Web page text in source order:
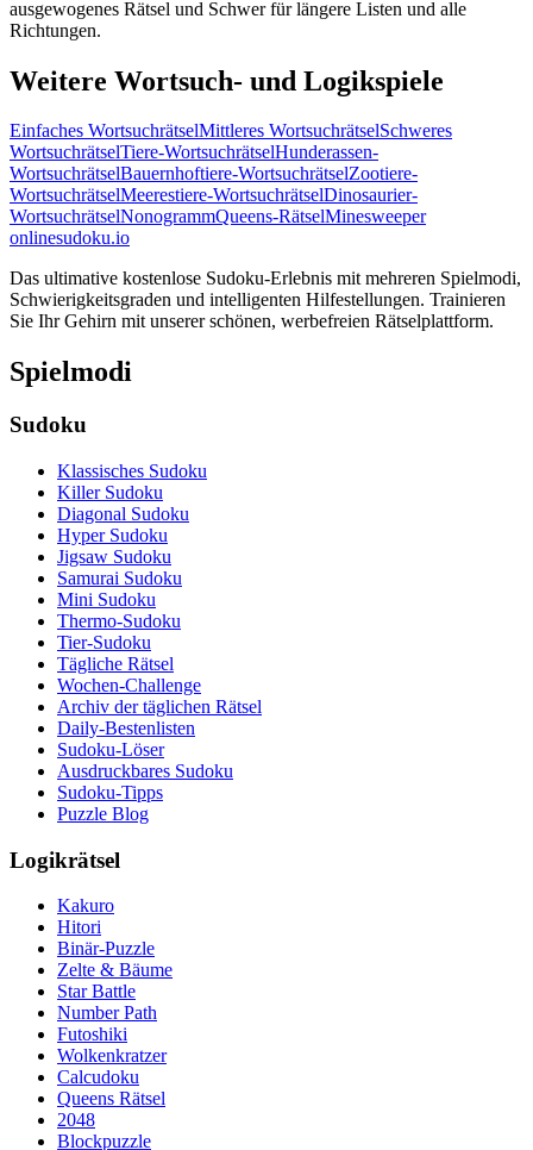
ausgewogenes Rätsel und Schwer für längere Listen und alle
Richtungen.
Weitere Wortsuch- und Logikspiele
Einfaches WortsuchrätselMittleres WortsuchrätselSchweres
WortsuchrätselTiere-WortsuchrätselHunderassen-
WortsuchrätselBauernhoftiere-WortsuchrätselZootiere-
WortsuchrätselMeerestiere-WortsuchrätselDinosaurier-
WortsuchrätselNonogrammQueens-RätselMinesweeper
onlinesudoku.io
Das ultimative kostenlose Sudoku-Erlebnis mit mehreren Spielmodi,
Schwierigkeitsgraden und intelligenten Hilfestellungen. Trainieren
Sie Ihr Gehirn mit unserer schönen, werbefreien Rätselplattform.
Spielmodi
Sudoku
Klassisches Sudoku
Killer Sudoku
Diagonal Sudoku
Hyper Sudoku
Jigsaw Sudoku
Samurai Sudoku
Mini Sudoku
Thermo-Sudoku
Tier-Sudoku
Tägliche Rätsel
Wochen-Challenge
Archiv der täglichen Rätsel
Daily-Bestenlisten
Sudoku-Löser
Ausdruckbares Sudoku
Sudoku-Tipps
Puzzle Blog
Logikrätsel
Kakuro
Hitori
Binär-Puzzle
Zelte & Bäume
Star Battle
Number Path
Futoshiki
Wolkenkratzer
Calcudoku
Queens Rätsel
2048
Blockpuzzle